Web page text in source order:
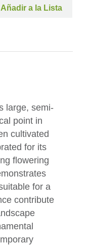
Añadir a la Lista
large, semi-
point in
cultivated
for its
flowering
for a
contribute